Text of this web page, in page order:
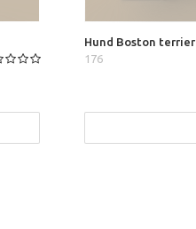
Hund Boston terrier
176